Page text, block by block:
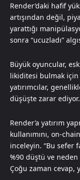
Render’daki hafif
artışından değil,
yarattığı
sonra “ucuzladı”
Büyük oyuncular,
likiditesi bulmak için
yatırımcılar,
düşüşte zarar ediyor.
Render’a yatırım
kullanımını, on-
inceleyin. “Bu sefer
%90 düştü ve
Çoğu zaman cevap,